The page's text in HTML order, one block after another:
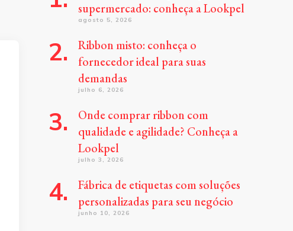
supermercado: conheça a Lookpel
agosto 5, 2026
Ribbon misto: conheça o
fornecedor ideal para suas
demandas
julho 6, 2026
Onde comprar ribbon com
qualidade e agilidade? Conheça a
Lookpel
julho 3, 2026
Fábrica de etiquetas com soluções
personalizadas para seu negócio
junho 10, 2026